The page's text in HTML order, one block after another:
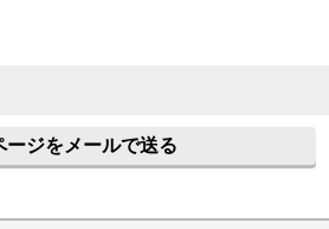
ージをメールで送る